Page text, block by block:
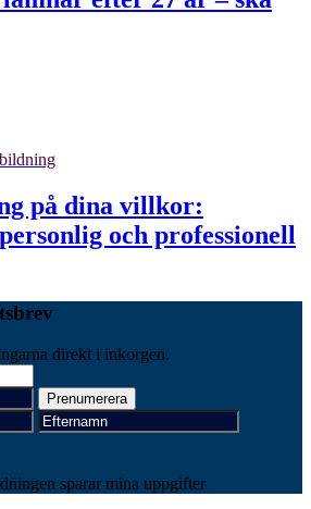
på dina villkor:
och professionell
direkt i inkorgen.
sparar mina uppgifter